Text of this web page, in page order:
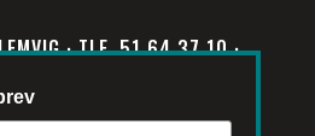
· TLF. 51 64 37 10 ·